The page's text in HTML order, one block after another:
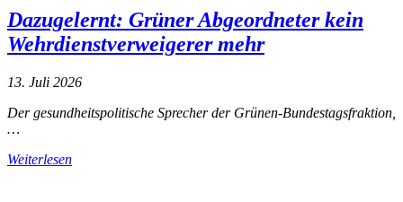
Dazugelernt: Grüner Abgeordneter kein
Wehrdienstverweigerer mehr
13. Juli 2026
Der gesundheitspolitische Sprecher der Grünen-Bundestagsfraktion,
…
Weiterlesen